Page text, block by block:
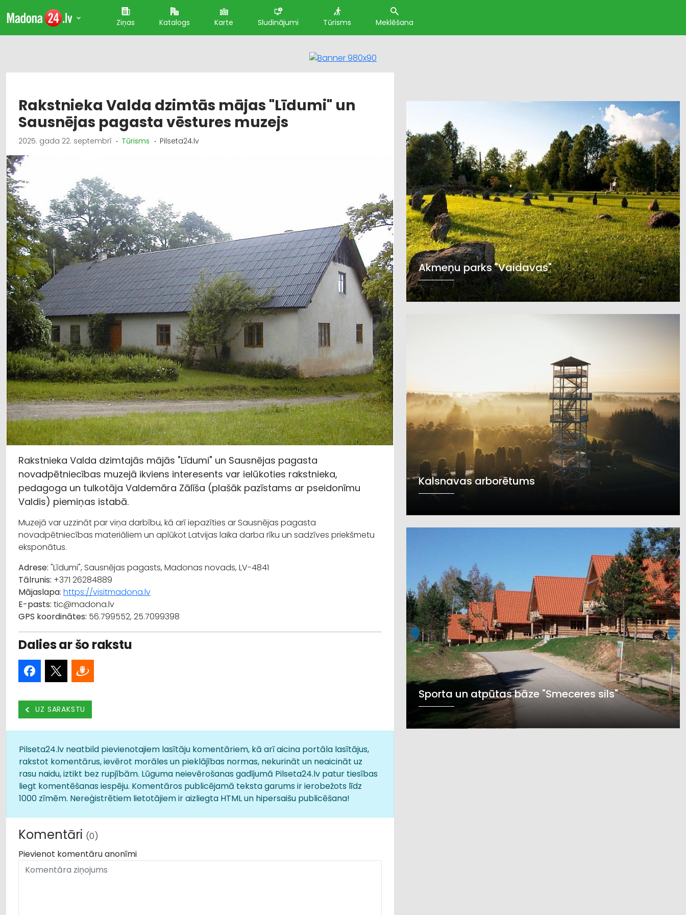
Ziņas Katalogs Karte Sludinājumi Tūrisms Meklēšana
Rakstnieka Valda dzimtās mājas "Līdumi" un
Sausnējas pagasta vēstures muzejs
2025. gada 22. septembrī Tūrisms Pilseta24.lv
Rakstnieka Valda dzimtajās mājās "Līdumi" un Sausnējas pagasta
novadpētniecības muzejā ikviens interesents var ielūkoties rakstnieka,
pedagoga un tulkotāja Valdemāra Zālīša (plašāk pazīstams ar pseidonīmu
Valdis) piemiņas istabā.
Muzejā var uzzināt par viņa darbību, kā arī iepazīties ar Sausnējas pagasta
novadpētniecības materiāliem un aplūkot Latvijas laika darba rīku un sadzīves priekšmetu
eksponātus.
Adrese: "Līdumi", Sausnējas pagasts, Madonas novads, LV-4841
Tālrunis: +371 26284889
Mājaslapa: https://visitmadona.lv
E-pasts: tic@madona.lv
GPS koordinātes: 56.799552, 25.7099398
Dalies ar šo rakstu
UZ SARAKSTU
Pilseta24.lv neatbild pievienotajiem lasītāju komentāriem, kā arī aicina portāla lasītājus,
rakstot komentārus, ievērot morāles un pieklājības normas, nekurināt un neaicināt uz
rasu naidu, iztikt bez rupjībām. Lūguma neievērošanas gadījumā Pilseta24.lv patur tiesības
liegt komentēšanas iespēju. Komentāros publicējamā teksta garums ir ierobežots līdz
1000 zīmēm. Nereģistrētiem lietotājiem ir aizliegta HTML un hipersaišu publicēšana!
Komentāri (0)
Pievienot komentāru anonīmi
Akmeņu parks "Vaidavas"
Kalsnavas arborētums
Sporta un atpūtas bāze "Smeceres sils"